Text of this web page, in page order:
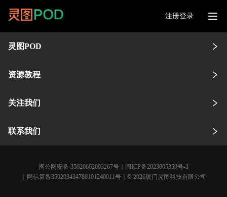
注册登录
灵图POD
资源教程
关注我们
联系我们
闽公网安备 35020602003267号
闽ICP备2023005359号-3
｜网信算备350203434780101240011号｜© 2026厦门灵图科技有限公司